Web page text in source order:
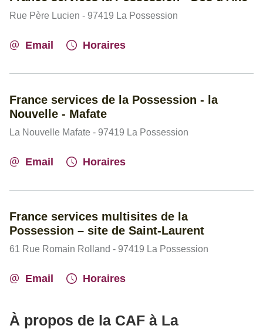
Rue Père Lucien - 97419 La Possession
Email Horaires
France services de la Possession - la
Nouvelle - Mafate
La Nouvelle Mafate - 97419 La Possession
Email Horaires
France services multisites de la
Possession – site de Saint-Laurent
61 Rue Romain Rolland - 97419 La Possession
Email Horaires
À propos de la CAF à La